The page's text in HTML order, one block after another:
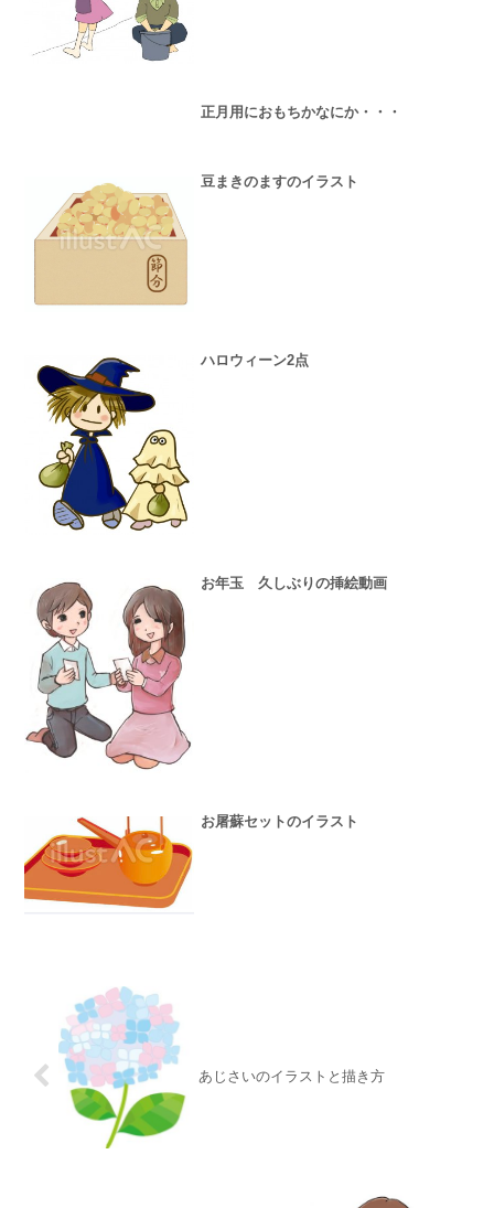
正月用におもちかなにか・・・
豆まきのますのイラスト
ハロウィーン2点
お年玉 久しぶりの挿絵動画
お屠蘇セットのイラスト
あじさいのイラストと描き方